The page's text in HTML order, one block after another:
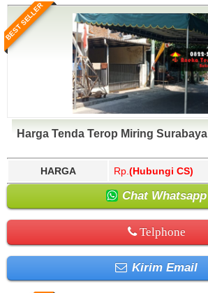
BEST SELLER
Harga Tenda Terop Miring Surabaya
HARGA Rp. (Hubungi CS)
Chat Whatsapp
Telphone
Kirim Email